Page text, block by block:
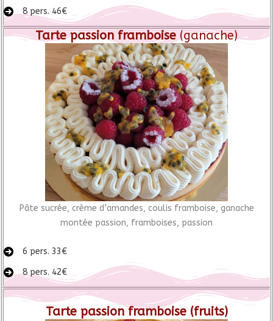
8 pers. 46€
Tarte passion framboise (ganache)
Pâte sucrée, crème d’amandes, coulis framboise, ganache
montée passion, framboises, passion
6 pers. 33€
8 pers. 42€
Tarte passion framboise (fruits)